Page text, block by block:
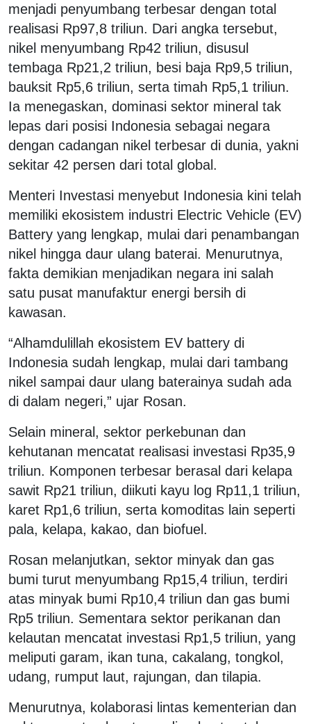
menjadi penyumbang terbesar dengan total
realisasi Rp97,8 triliun. Dari angka tersebut,
nikel menyumbang Rp42 triliun, disusul
tembaga Rp21,2 triliun, besi baja Rp9,5 triliun,
bauksit Rp5,6 triliun, serta timah Rp5,1 triliun.
Ia menegaskan, dominasi sektor mineral tak
lepas dari posisi Indonesia sebagai negara
dengan cadangan nikel terbesar di dunia, yakni
sekitar 42 persen dari total global.
Menteri Investasi menyebut Indonesia kini telah
memiliki ekosistem industri Electric Vehicle (EV)
Battery yang lengkap, mulai dari penambangan
nikel hingga daur ulang baterai. Menurutnya,
fakta demikian menjadikan negara ini salah
satu pusat manufaktur energi bersih di
kawasan.
“Alhamdulillah ekosistem EV battery di
Indonesia sudah lengkap, mulai dari tambang
nikel sampai daur ulang baterainya sudah ada
di dalam negeri,” ujar Rosan.
Selain mineral, sektor perkebunan dan
kehutanan mencatat realisasi investasi Rp35,9
triliun. Komponen terbesar berasal dari kelapa
sawit Rp21 triliun, diikuti kayu log Rp11,1 triliun,
karet Rp1,6 triliun, serta komoditas lain seperti
pala, kelapa, kakao, dan biofuel.
Rosan melanjutkan, sektor minyak dan gas
bumi turut menyumbang Rp15,4 triliun, terdiri
atas minyak bumi Rp10,4 triliun dan gas bumi
Rp5 triliun. Sementara sektor perikanan dan
kelautan mencatat investasi Rp1,5 triliun, yang
meliputi garam, ikan tuna, cakalang, tongkol,
udang, rumput laut, rajungan, dan tilapia.
Menurutnya, kolaborasi lintas kementerian dan